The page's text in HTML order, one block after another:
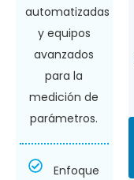
automatizadas
y equipos
avanzados
para la
medición de
parámetros.​​
Enfoque